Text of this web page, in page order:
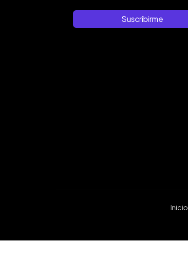
Suscribirme
Inicio